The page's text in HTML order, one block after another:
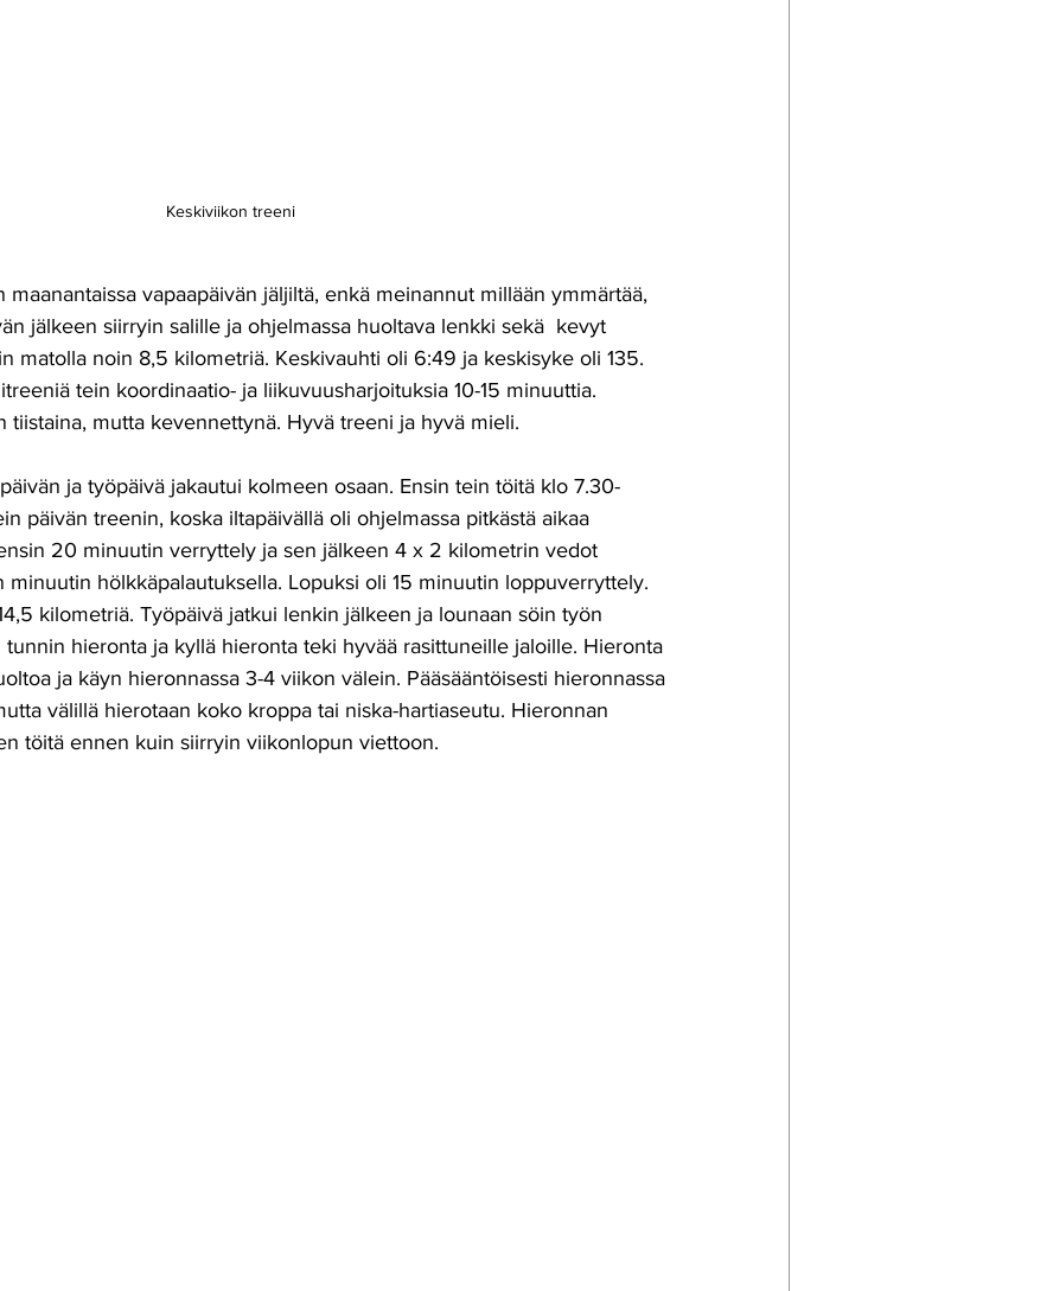
Keskiviikon treeni
maanantaissa vapaapäivän jäljiltä, enkä meinannut millään ymmärtää,
jälkeen siirryin salille ja ohjelmassa huoltava lenkki sekä  kevyt
matolla noin 8,5 kilometriä. Keskivauhti oli 6:49 ja keskisyke oli 135.
tein koordinaatio- ja liikuvuusharjoituksia 10-15 minuuttia.
tiistaina, mutta kevennettynä. Hyvä treeni ja hyvä mieli.
ja työpäivä jakautui kolmeen osaan. Ensin tein töitä klo 7.30-
päivän treenin, koska iltapäivällä oli ohjelmassa pitkästä aikaa
20 minuutin verryttely ja sen jälkeen 4 x 2 kilometrin vedot
minuutin hölkkäpalautuksella. Lopuksi oli 15 minuutin loppuverryttely.
kilometriä. Työpäivä jatkui lenkin jälkeen ja lounaan söin työn
tunnin hieronta ja kyllä hieronta teki hyvää rasittuneille jaloille. Hieronta
ja käyn hieronnassa 3-4 viikon välein. Pääsääntöisesti hieronnassa
välillä hierotaan koko kroppa tai niska-hartiaseutu. Hieronnan
töitä ennen kuin siirryin viikonlopun viettoon.